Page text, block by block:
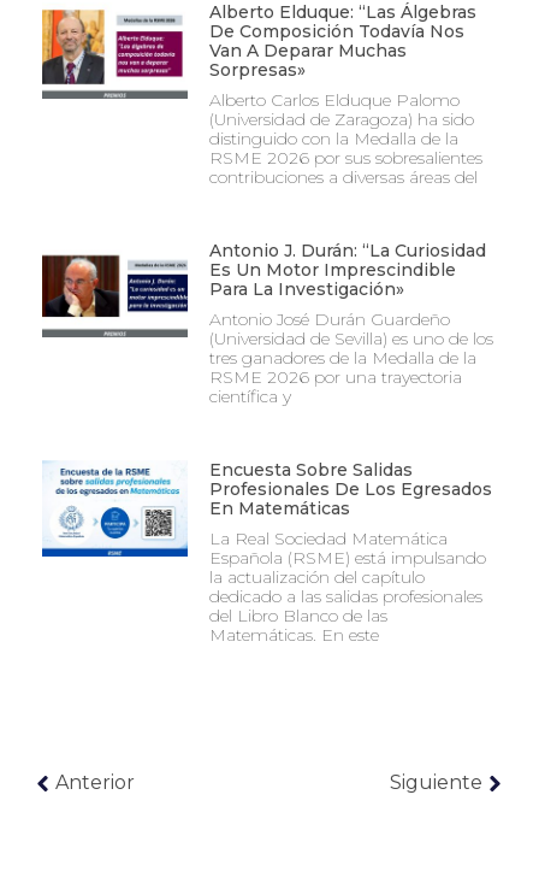
Alberto Elduque: “Las Álgebras
De Composición Todavía Nos
Van A Deparar Muchas
Sorpresas»
Alberto Carlos Elduque Palomo
(Universidad de Zaragoza) ha sido
distinguido con la Medalla de la
RSME 2026 por sus sobresalientes
contribuciones a diversas áreas del
Antonio J. Durán: “La Curiosidad
Es Un Motor Imprescindible
Para La Investigación»
Antonio José Durán Guardeño
(Universidad de Sevilla) es uno de los
tres ganadores de la Medalla de la
RSME 2026 por una trayectoria
científica y
Encuesta Sobre Salidas
Profesionales De Los Egresados
En Matemáticas
La Real Sociedad Matemática
Española (RSME) está impulsando
la actualización del capítulo
dedicado a las salidas profesionales
del Libro Blanco de las
Matemáticas. En este
Anterior Siguiente